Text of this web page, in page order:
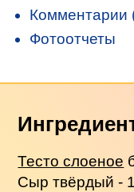
Комментарии
Фотоотчеты
Тесто слоеное
Сыр твёрдый -